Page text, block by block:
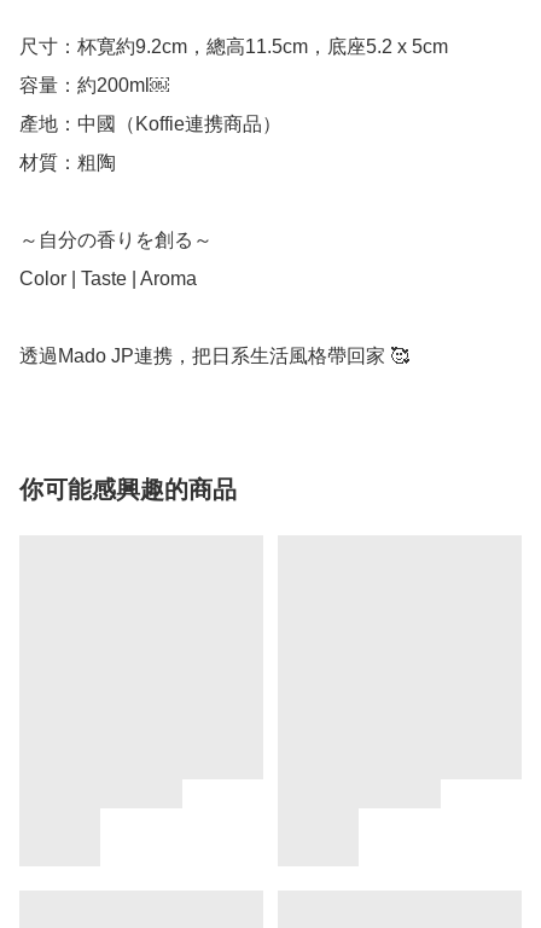
尺寸：杯寛約9.2cm，總高11.5cm，底座5.2 x 5cm
容量：約200ml￼
產地：中國（Koffie連携商品）
材質：粗陶
～自分の香りを創る～
Color | Taste | Aroma
透過Mado JP連携，把日系生活風格帶回家 🥰
你可能感興趣的商品